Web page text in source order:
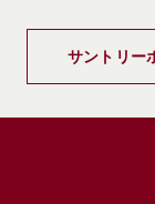
サントリー